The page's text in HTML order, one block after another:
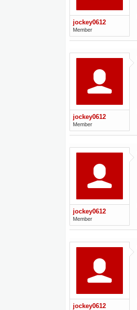
jockey0612
Member
jockey0612
Member
jockey0612
Member
jockey0612